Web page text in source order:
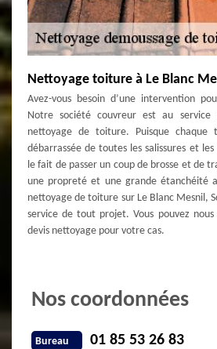
Nettoyage toiture à Le Blanc
Avez-vous besoin d’une intervention
Notre société couvreur est au
nettoyage de toiture. Puisque chaque
débarrassée de toutes les salissures et
le fait de passer un coup de brosse et de
une propreté et une grande étanchéité
nettoyage de toiture sur Le Blanc Mesnil,
service de tout projet. Vous pouvez
devis nettoyage pour votre cas.
Nos coordonnées
Bureau 01 85 53 26 83